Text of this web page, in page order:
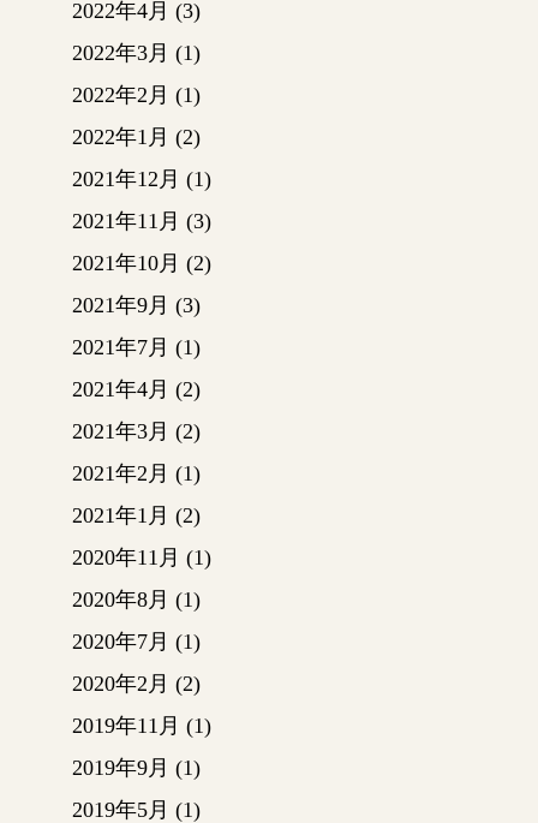
2022年4月 (3)
2022年3月 (1)
2022年2月 (1)
2022年1月 (2)
2021年12月 (1)
2021年11月 (3)
2021年10月 (2)
2021年9月 (3)
2021年7月 (1)
2021年4月 (2)
2021年3月 (2)
2021年2月 (1)
2021年1月 (2)
2020年11月 (1)
2020年8月 (1)
2020年7月 (1)
2020年2月 (2)
2019年11月 (1)
2019年9月 (1)
2019年5月 (1)